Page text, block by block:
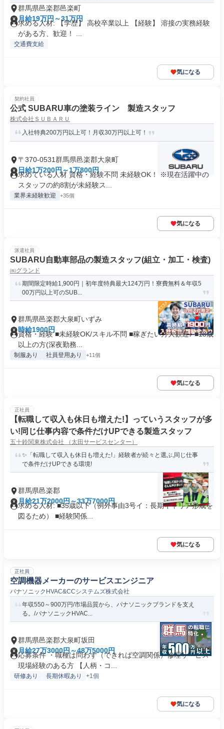
群馬県邑楽郡邑楽町
月給19万円～31万円
求める人材: 【学歴】 高校卒業以上 【経験】 溶接の実務経験
がある方、歓迎！ ...
交通費支給
気になる
契約社員
公式 SUBARU車の塗装ライン 製造スタッフ
株式会社ＳＵＢＡＲＵ
入社特典200万円以上可！月収30万円以上可！
〒370-0531群馬県邑楽郡大泉町
日給1万200円～1万800円
求めている人材 資格・経験不問 未経験OK！ ※現在活躍中の
スタッフの約8割が未経験ス...
業界未経験歓迎 +35個
気になる
派遣社員
SUBARU自動車部品の製造スタッフ(組立・加工・検査)
㈱グランド
期間限定時給1,900円｜初年度特典最大124万円！寮費無料＆年収5
00万円以上可のSUB...
群馬県邑楽郡大泉町いずみ
時給1900円
資格・経験 ■未経験OK/スキル不問 ■稼ぎたい方大歓迎♪ ■18歳
以上の方(深夜勤務...
制服あり 社員登用あり +11個
気になる
正社員
【転職して収入も休日も増えた!】っていうスタッフが多
い!同じ仕事内容で条件だけUPできる製造スタッフ
五十鈴関東株式会社 （太田サービスセンター）
✨「転職して収入も休日も増えた!」経験者が続々と選ぶ,同じ仕事
で条件だけUPできる環境!
群馬県邑楽郡
月給21万2000円～33万7000円
求める人材: ■35歳以下（例外事由3号イ：長期キャリア形成を
図るため） ■経験関係...
気になる
正社員
空調機器メーカーのサービスエンジニア
パナソニックHVAC&CCシステムズ株式会社
年収550～900万円/市場品質から、パナソニックブランドを支え
る。/パナソニックHVAC...
群馬県邑楽郡大泉町坂田
月給27万3000円～48万5000円
応募条件 ・職種は問わず（できれば空調関係）修理サービス
現場経験のある方 【人柄・コ...
研修あり 長期休暇あり +1個
気になる